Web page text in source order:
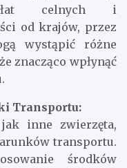
celnych i
od krajów, przez
wystąpić różne
znacząco wpłynąć
Transportu:
jak inne zwierzęta,
transportu.
środków